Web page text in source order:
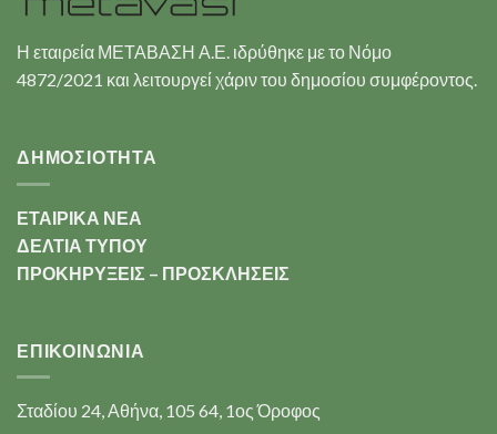
Η εταιρεία ΜΕΤΑΒΑΣΗ Α.Ε. ιδρύθηκε με το Νόμο
4872/2021 και λειτουργεί χάριν του δημοσίου συμφέροντος.
ΔΗΜΟΣΙΟΤΗΤΑ
ΕΤΑΙΡΙΚΑ ΝΕΑ
ΔΕΛΤΙΑ ΤΥΠΟΥ
ΠΡΟΚΗΡΥΞΕΙΣ – ΠΡΟΣΚΛΗΣΕΙΣ
ΕΠΙΚΟΙΝΩΝΊΑ
Σταδίου 24, Αθήνα, 105 64, 1ος Όροφος